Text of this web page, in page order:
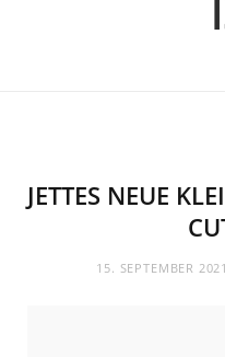
JETTES NEUE
15. SEPTEMBER 2021